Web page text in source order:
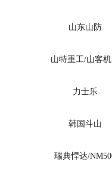
山东山防
山特重工/山客
力士乐
韩国斗山
瑞典悍达/